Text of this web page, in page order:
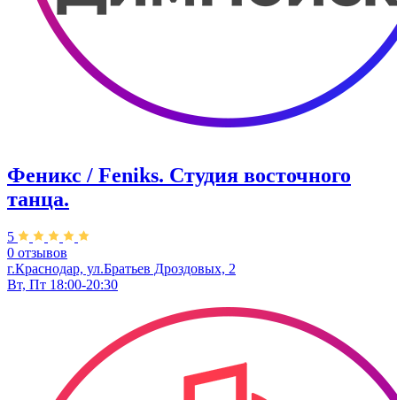
Феникс / Feniks. Студия восточного
танца.
5
0 отзывов
г.Краснодар, ул.Братьев Дроздовых, 2
Вт, Пт 18:00-20:30